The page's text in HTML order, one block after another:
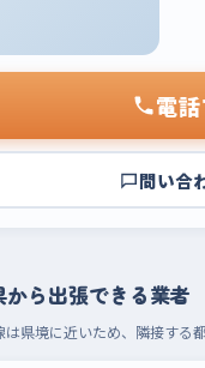
電
問い合
ら出張できる業者
県境に近いため、隣接する